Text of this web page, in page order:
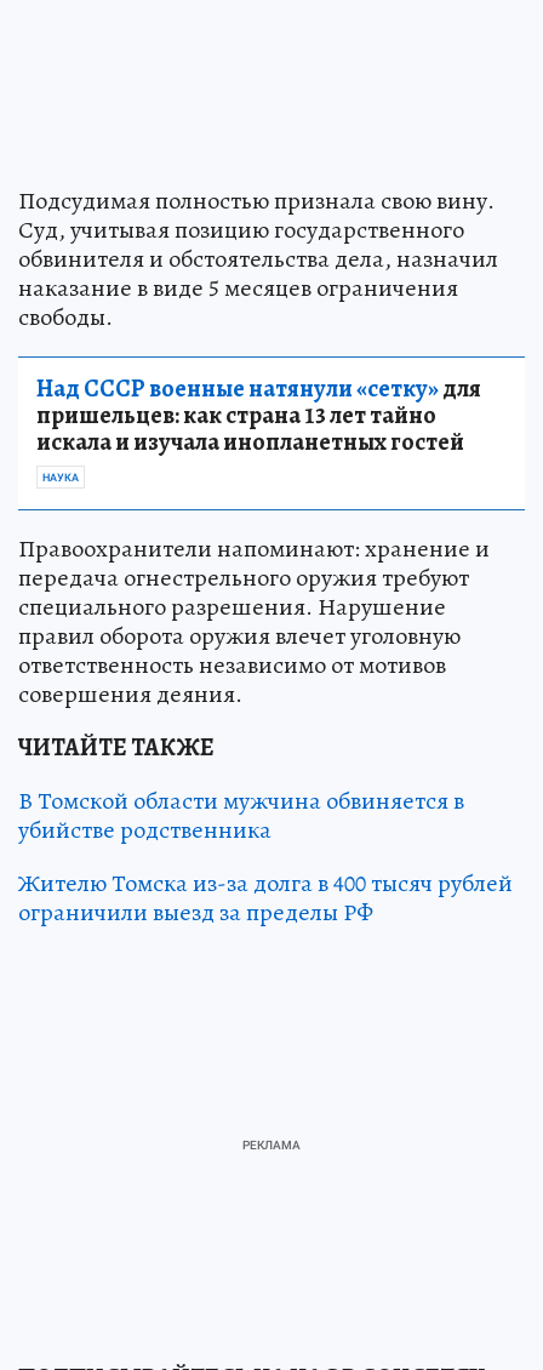
Подсудимая полностью признала свою вину.
Суд, учитывая позицию государственного
обвинителя и обстоятельства дела, назначил
наказание в виде 5 месяцев ограничения
свободы.
Над СССР военные натянули «сетку»для
пришельцев: как страна 13 лет тайно
искала и изучала инопланетных гостей
НАУКА
Правоохранители напоминают: хранение и
передача огнестрельного оружия требуют
специального разрешения. Нарушение
правил оборота оружия влечет уголовную
ответственность независимо от мотивов
совершения деяния.
ЧИТАЙТЕ ТАКЖЕ
В Томской области мужчина обвиняется в
убийстве родственника
Жителю Томска из-за долга в 400 тысяч рублей
ограничили выезд за пределы РФ